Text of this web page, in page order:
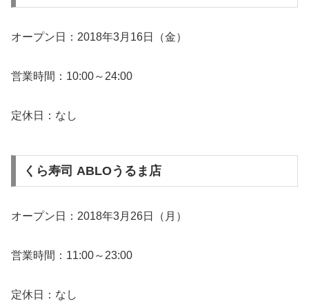
オープン日：2018年3月16日（金）
営業時間：10:00～24:00
定休日：なし
くら寿司 ABLOうるま店
オープン日：2018年3月26日（月）
営業時間：11:00～23:00
定休日：なし